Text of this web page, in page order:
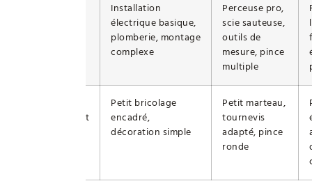
Installation
électrique basique,
plomberie, montage
complexe
Perceuse pro,
scie sauteuse,
outils de
mesure, pince
multiple
famille/enfant
Petit bricolage
encadré,
décoration simple
Petit marteau,
tournevis
adapté, pince
ronde